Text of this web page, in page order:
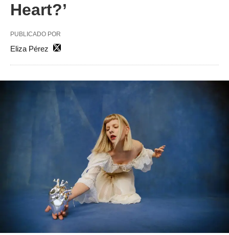
Heart?’
PUBLICADO POR
Eliza Pérez